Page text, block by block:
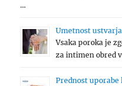
…
Umetnost
Vsaka poroka je
za intimen obred
Prednost